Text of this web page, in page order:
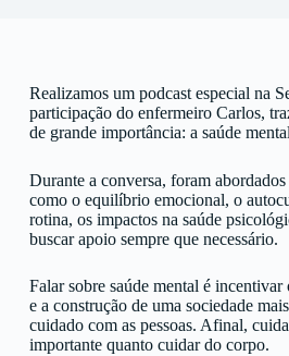
Realizamos um podcast especial na
participação do enfermeiro Carlos,
de grande importância: a saúde
Durante a conversa, foram abordados
como o equilíbrio emocional, o
rotina, os impactos na saúde
buscar apoio sempre que necessário.
Falar sobre saúde mental é
e a construção de uma sociedade
cuidado com as pessoas. Afinal,
importante quanto cuidar do corpo.